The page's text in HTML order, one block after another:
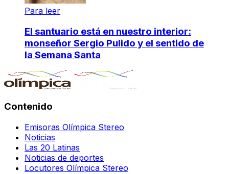
Para leer
El santuario está en nuestro interior:
monseñor Sergio Pulido y el sentido de
la Semana Santa
Contenido
Emisoras Olímpica Stereo
Noticias
Las 20 Latinas
Noticias de deportes
Locutores Olímpica Stereo